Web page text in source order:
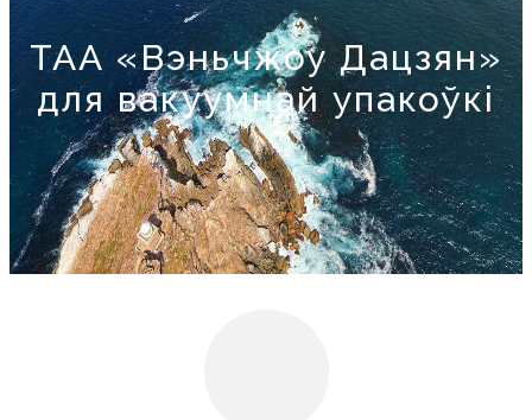
ТАА «Вэньчжоу Дацзян»
для вакуумнай упакоўкі